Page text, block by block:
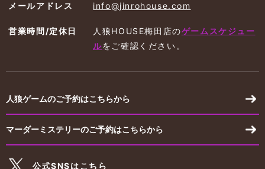
メールアドレス info@jinrohouse.com
営業時間/定休日 人狼HOUSE梅田店のゲームスケジュー
ルを ご確認ください。
人狼ゲームのご予約はこちらから
マーダーミステリーのご予約はこちらから
公式SNSはこちら